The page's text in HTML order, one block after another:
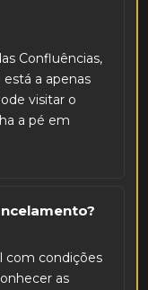
Confluências,
está a apenas
visitar o
a pé em
com condições
as